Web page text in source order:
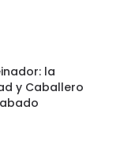
la
y Caballero